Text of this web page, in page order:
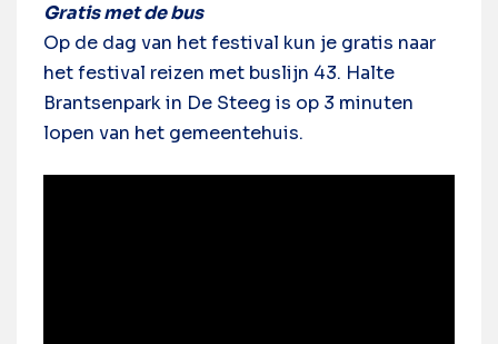
Gratis met de bus
Op de dag van het festival kun je gratis naar
het festival reizen met buslijn 43. Halte
Brantsenpark in De Steeg is op 3 minuten
lopen van het gemeentehuis.